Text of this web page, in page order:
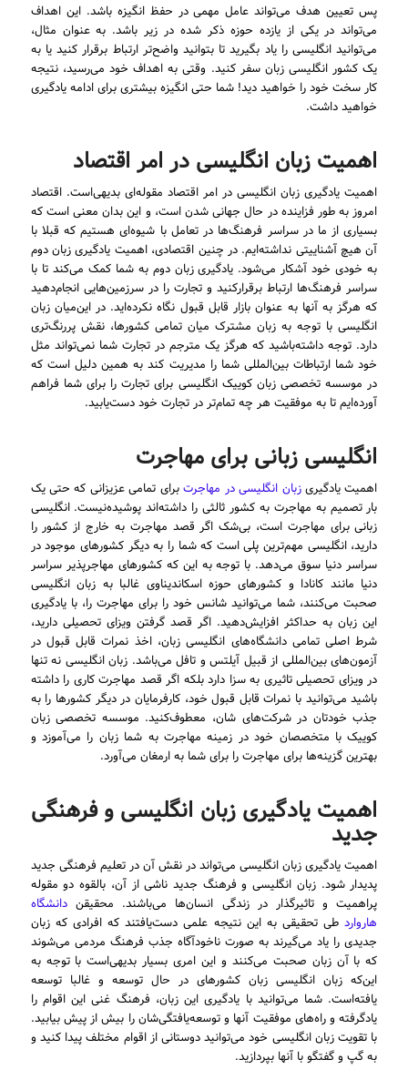
پس تعیین هدف می‌تواند عامل مهمی در حفظ انگیزه باشد. این اهداف
می‌تواند در یکی از یازده حوزه ذکر شده در زیر باشد. به عنوان مثال،
می‌توانید انگلیسی را یاد بگیرید تا بتوانید واضح‌تر ارتباط برقرار کنید یا به
یک کشور انگلیسی زبان سفر کنید. وقتی به اهداف خود می‌رسید، نتیجه
کار سخت خود را خواهید دید! شما حتی انگیزه بیشتری برای ادامه یادگیری
خواهید داشت.
اهمیت زبان انگلیسی در امر اقتصاد
اهمیت یادگیری زبان انگلیسی در امر اقتصاد مقوله‌ای بدیهی‌است. اقتصاد
امروز به طور فزاینده در حال جهانی شدن است، و این بدان معنی است که
بسیاری از ما در سراسر فرهنگ‌ها در تعامل با شیوه‌ای هستیم که قبلا با
آن هیچ آشناییتی نداشته‌ایم. در چنین اقتصادی، اهمیت یادگیری زبان دوم
به خودی خود آشکار می‌شود. یادگیری زبان دوم به شما کمک می‌کند تا با
سراسر فرهنگ‌ها ارتباط برقرار‌کنید و تجارت را در سرزمین‌هایی انجام‌دهید
که هرگز به آنها به عنوان بازار قابل قبول نگاه نکرده‌اید. در این‌میان زبان
انگلیسی با توجه به زبان مشترک میان تمامی کشور‌ها، نقش پررنگ‌تری
دارد. توجه‌ داشته‌باشید که هرگز یک مترجم در تجارت شما نمی‌تواند مثل
خود شما ارتباطات بین‌المللی شما را مدیریت کند به همین دلیل است که
در موسسه تخصصی زبان کوییک انگلیسی برای تجارت را برای شما فراهم
آورده‌ایم تا به موفقیت هر چه تمام‌تر در تجارت خود دست‌یابید.
انگلیسی زبانی برای مهاجرت
اهمیت یادگیریزبان انگلیسی در مهاجرتبرای تمامی عزیزانی که حتی یک
بار تصمیم به مهاجرت به کشور ثالثی را داشته‌اند پوشیده‌نیست. انگلیسی
زبانی برای مهاجرت است، بی‌شک اگر قصد مهاجرت به خارج از کشور را
دارید، انگلیسی مهم‌ترین پلی است که شما را به دیگر کشور‌های موجود در
سراسر دنیا سوق می‌دهد. با توجه به این که کشورهای مهاجرپذیر سراسر
دنیا مانند کانادا و کشورهای حوزه اسکاندیناوی غالبا به زبان انگلیسی
صحبت می‌کنند، شما می‌توانید شانس خود را برای مهاجرت را، با یادگیری
این زبان به حداکثر افزایش‌دهید. اگر قصد گرفتن ویزای تحصیلی دارید،
شرط اصلی تمامی دانشگاه‌های انگلیسی زبان، اخذ نمرات قابل قبول در
آزمون‌های بین‌المللی از قبیل آیلتس و تافل می‌باشد. زبان انگلیسی نه تنها
در ویزای تحصیلی تاثیری به سزا دارد بلکه اگر قصد مهاجرت کاری را داشته
باشید می‌توانید با نمرات قابل قبول خود، کارفرمایان در دیگر کشور‌ها را به
جذب خودتان در شرکت‌های شان، معطوف‌کنید. موسسه تخصصی زبان
کوییک با متخصصان خود در زمینه مهاجرت به شما زبان را می‌آموزد و
بهترین گزینه‌ها برای مهاجرت را برای شما به ارمغان می‌آورد.
اهمیت یادگیری زبان انگلیسی و فرهنگی
جدید
اهمیت یادگیری زبان انگلیسی می‌تواند در نقش آن در تعلیم فرهنگی جدید
پدیدار شود. زبان انگلیسی و فرهنگ جدید ناشی از آن، بالقوه دو مقوله
پراهمیت و تاثیرگذار در زندگی انسان‌ها می‌باشند. محقیقندانشگاه
هارواردطی تحقیقی به این نتیجه علمی دست‌یافتند که افرادی که زبان
جدیدی را یاد می‌گیرند به صورت ناخودآگاه جذب فرهنگ مردمی می‌شوند
که با آن زبان صحبت می‌کنند و این امری بسیار بدیهی‌است با توجه به
این‌که زبان انگلیسی زبان کشورهای در حال توسعه و غالبا توسعه
یافته‌است. شما می‌توانید با یادگیری این زبان، فرهنگ غنی این اقوام را
یاد‌گرفته و راه‌های موفقیت آنها و توسعه‌یافتگی‌شان را بیش از پیش بیابید.
با تقویت زبان انگلیسی خود می‌توانید دوستانی از اقوام مختلف پیدا کنید و
به گپ و گفتگو با آنها بپردازید.